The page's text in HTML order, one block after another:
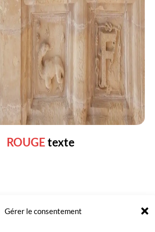
Gérer le consentement
ROUGEtexte